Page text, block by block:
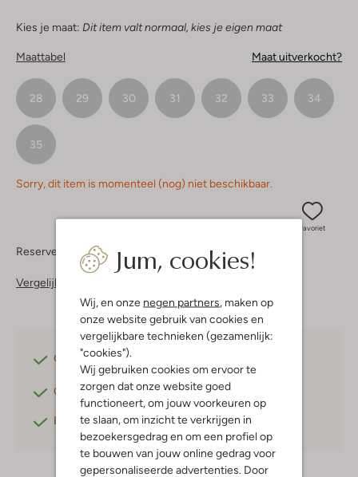
Jum, cookies!
Wij, en onze negen partners, maken op
onze website gebruik van cookies en
vergelijkbare technieken (gezamenlijk:
"cookies").
Wij gebruiken cookies om ervoor te
zorgen dat onze website goed
functioneert, om jouw voorkeuren op
te slaan, om inzicht te verkrijgen in
bezoekersgedrag en om een profiel op
te bouwen van jouw online gedrag voor
gepersonaliseerde advertenties. Door
Kies je maat: Dit item valt normaal, kies je eigen maat
Maattabel Maat uitverkocht?
28 29 30 31 32 33 34
35
Sorry, dit item is momenteel (nog) niet beschikbaar.
Favoriet
Reserveer direct in een van onze 37 boutiques
Vergelijkbare items
Gratis verzending
Gratis retournerenbinnen 30 dagen*
Betaal achterafmet Klarna